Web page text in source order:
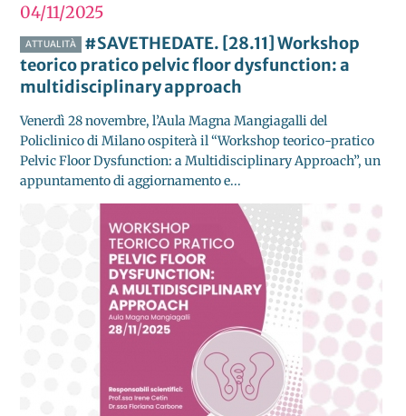
04/112025
ATTUALITÀ
#SAVETHEDATE. [28.11] Workshop
teorico pratico pelvic floor dysfunction: a
multidisciplinary approach
Venerdì 28 novembre, l’Aula Magna Mangiagalli del
Policlinico di Milano ospiterà il “Workshop teorico-pratico
Pelvic Floor Dysfunction: a Multidisciplinary Approach”, un
appuntamento di aggiornamento e...